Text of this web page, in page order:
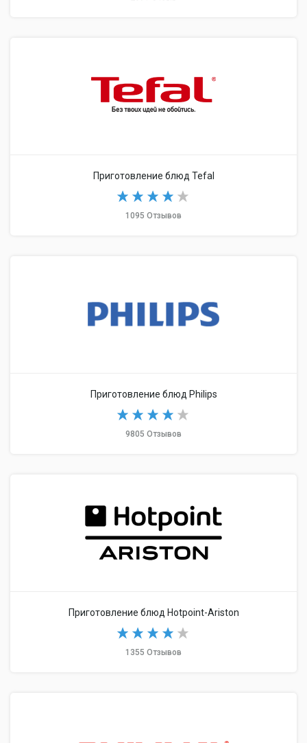
Приготовление блюд Tefal
1095 Отзывов
Приготовление блюд Philips
9805 Отзывов
Приготовление блюд Hotpoint-Ariston
1355 Отзывов